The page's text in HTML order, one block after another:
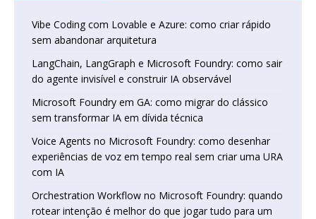
Vibe Coding com Lovable e Azure: como criar rápido
sem abandonar arquitetura
LangChain, LangGraph e Microsoft Foundry: como sair
do agente invisível e construir IA observável
Microsoft Foundry em GA: como migrar do clássico
sem transformar IA em dívida técnica
Voice Agents no Microsoft Foundry: como desenhar
experiências de voz em tempo real sem criar uma URA
com IA
Orchestration Workflow no Microsoft Foundry: quando
rotear intenção é melhor do que jogar tudo para um